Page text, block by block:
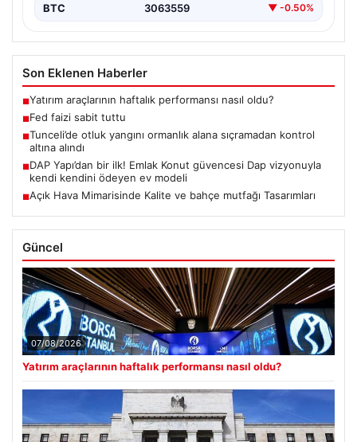
BTC 3063559 ▼ -0.50%
Son Eklenen Haberler
■Yatırım araçlarının haftalık performansı nasıl oldu?
■Fed faizi sabit tuttu
■Tunceli’de otluk yangını ormanlık alana sıçramadan kontrol
altına alındı
■DAP Yapı’dan bir ilk! Emlak Konut güvencesi Dap vizyonuyla
kendi kendini ödeyen ev modeli
■Açık Hava Mimarisinde Kalite ve bahçe mutfağı Tasarımları
Güncel
07/08/2026
Yatırım araçlarının haftalık performansı nasıl oldu?